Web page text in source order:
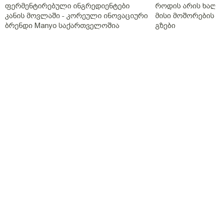
ფერმენტირებული ინგრედიენტები
კანის მოვლაში - კორეული ინოვაციური
ბრენდი Manyo საქართველოშია
როდის არის
მისი მოშორების
გზები